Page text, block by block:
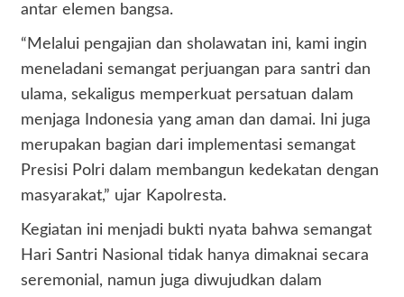
antar elemen bangsa.
“Melalui pengajian dan sholawatan ini, kami ingin
meneladani semangat perjuangan para santri dan
ulama, sekaligus memperkuat persatuan dalam
menjaga Indonesia yang aman dan damai. Ini juga
merupakan bagian dari implementasi semangat
Presisi Polri dalam membangun kedekatan dengan
masyarakat,” ujar Kapolresta.
Kegiatan ini menjadi bukti nyata bahwa semangat
Hari Santri Nasional tidak hanya dimaknai secara
seremonial, namun juga diwujudkan dalam